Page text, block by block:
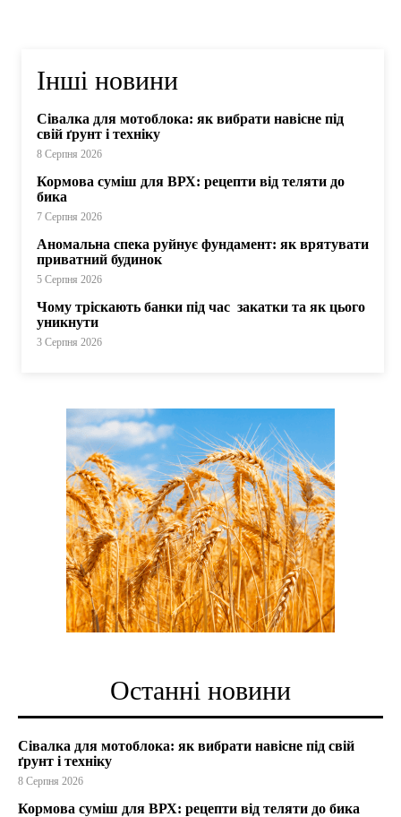
Інші новини
Сівалка для мотоблока: як вибрати навісне під
свій ґрунт і техніку
8 Серпня 2026
Кормова суміш для ВРХ: рецепти від теляти до
бика
7 Серпня 2026
Аномальна спека руйнує фундамент: як врятувати
приватний будинок
5 Серпня 2026
Чому тріскають банки під час закатки та як цього
уникнути
3 Серпня 2026
Останні новини
Сівалка для мотоблока: як вибрати навісне під свій
ґрунт і техніку
8 Серпня 2026
Кормова суміш для ВРХ: рецепти від теляти до бика